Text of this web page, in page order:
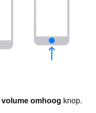
volume omhoog knop.